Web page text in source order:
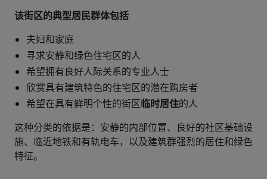
该街区的典型居民群体包括
夫妇和家庭
寻求安静和绿色住宅区的人
希望拥有良好人际关系的专业人士
欣赏具有建筑特色的住宅区的潜在购房者
希望在具有鲜明个性的街区临时居住的人
这种分类的依据是：安静的内部位置、良好的社区基础设
施、临近地铁和有轨电车，以及建筑群强烈的居住和绿色
特征。